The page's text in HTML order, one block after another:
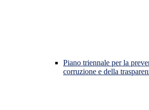
Piano triennale per la
corruzione e della